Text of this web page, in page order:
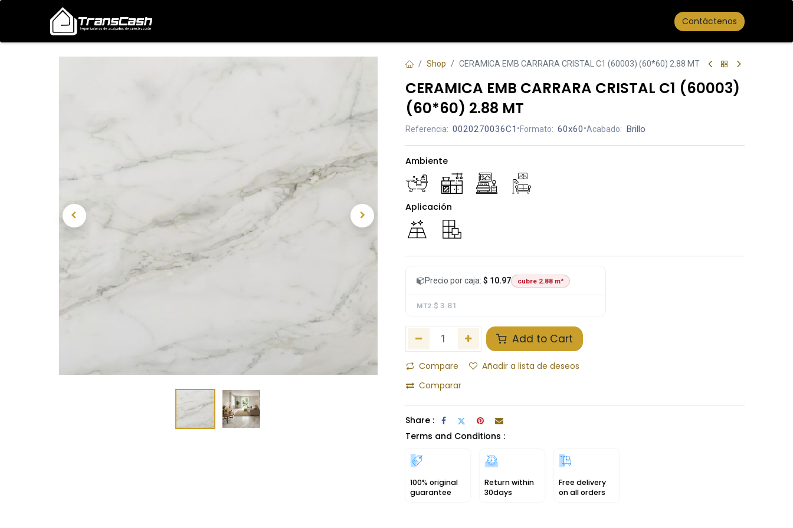
Contáctenos
Shop CERAMICA EMB CARRARA CRISTAL C1 (60003) (60*60) 2.88 MT
CERAMICA EMB CARRARA CRISTAL C1 (60003)
(60*60) 2.88 MT
Referencia: 0020270036C1 •Formato: 60x60•Acabado: Brillo
Ambiente
Aplicación
Precio por caja: $ 10.97 cubre 2.88 m²
MT2:$ 3.81
Add to Cart
Compare
Añadir a lista de deseos
Comparar
Share :
Terms and Conditions :
100% original
guarantee
Return within
30days
Free delivery
on all orders